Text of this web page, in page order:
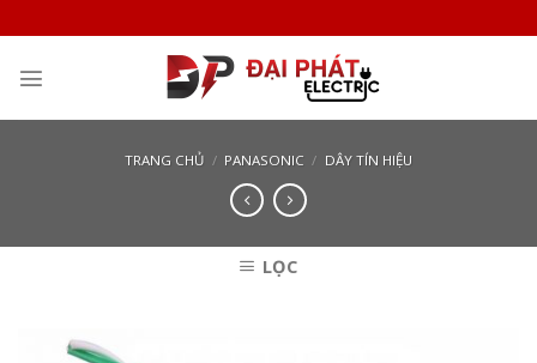
to
content
TRANG CHỦ / PANASONIC / DÂY TÍN HIỆU
LỌC